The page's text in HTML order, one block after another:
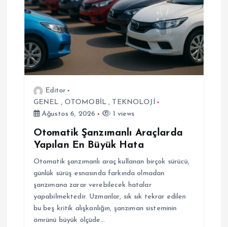
n
m
e
Editor
GENEL , OTOMOBİL , TEKNOLOJİ
Ağustos 6, 2026
1 views
Otomatik Şanzımanlı Araçlarda
Yapılan En Büyük Hata
Otomatik şanzımanlı araç kullanan birçok sürücü,
günlük sürüş esnasında farkında olmadan
şanzımana zarar verebilecek hatalar
yapabilmektedir. Uzmanlar, sık sık tekrar edilen
bu beş kritik alışkanlığın, şanzıman sisteminin
ömrünü büyük ölçüde…